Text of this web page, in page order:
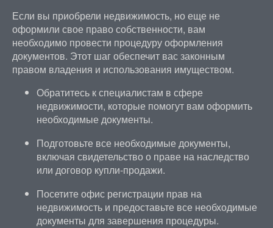
Если вы приобрели недвижимость, но еще не
оформили свое право собственности, вам
необходимо провести процедуру оформления
документов. Этот шаг обеспечит вас законным
правом владения и использования имуществом.
Обратитесь к специалистам в сфере
недвижимости, которые помогут вам оформить
необходимые документы.
Подготовьте все необходимые документы,
включая свидетельство о праве на наследство
или договор купли-продажи.
Посетите офис регистрации прав на
недвижимость и предоставьте все необходимые
документы для завершения процедуры.